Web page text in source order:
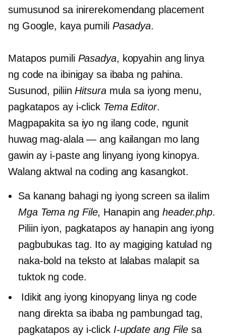
sumusunod sa inirerekomendang placement
ng Google, kaya pumili Pasadya.
Matapos pumili Pasadya, kopyahin ang linya
ng code na ibinigay sa ibaba ng pahina.
Susunod, piliinHitsuramula sa iyong menu,
pagkatapos ay i-click Tema Editor.
Magpapakita sa iyo ng ilang code, ngunit
huwag mag-alala — ang kailangan mo lang
gawin ay i-paste ang linyang iyong kinopya.
Walang aktwal na coding ang kasangkot.
Sa kanang bahagi ng iyong screen sa ilalim
Mga Tema ng File, Hanapin angheader.php.
Piliin iyon, pagkatapos ay hanapin ang iyong
pagbubukas tag. Ito ay magiging katulad ng
naka-bold na teksto at lalabas malapit sa
tuktok ng code.
Idikit ang iyong kinopyang linya ng code
nang direkta sa ibaba ng pambungad tag,
pagkatapos ay i-click I-update ang File sa